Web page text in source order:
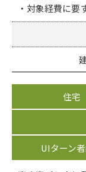
・対象経費に
住宅
UIターン